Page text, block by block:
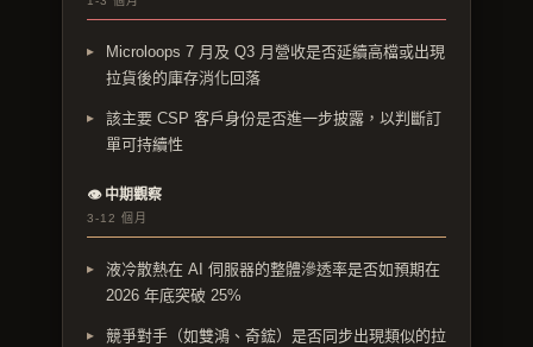
Microloops 7 月及 Q3 月營收是否延續高檔或出現
拉貨後的庫存消化回落
該主要 CSP 客戶身份是否進一步披露，以判斷訂
單可持續性
👁 中期觀察
3-12 個月
液冷散熱在 AI 伺服器的整體滲透率是否如預期在
2026 年底突破 25%
競爭對手（如雙鴻、奇鋐）是否同步出現類似的拉